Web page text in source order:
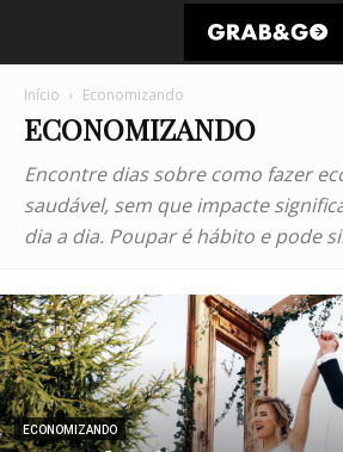
Início Economizando
ECONOMIZANDO
Encontre dias sobre como fazer
saudável, sem que impacte
dia a dia. Poupar é hábito e pode
ECONOMIZANDO